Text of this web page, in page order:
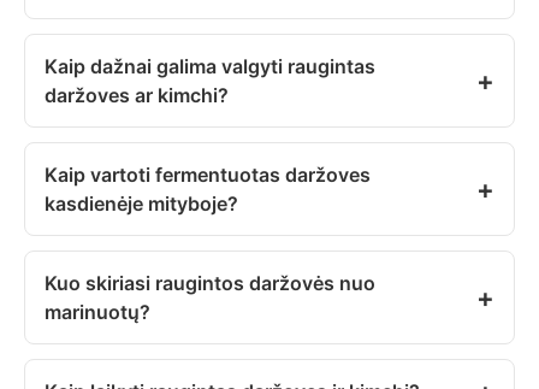
Kaip dažnai galima valgyti raugintas
daržoves ar kimchi?
Kaip vartoti fermentuotas daržoves
kasdienėje mityboje?
Kuo skiriasi raugintos daržovės nuo
marinuotų?